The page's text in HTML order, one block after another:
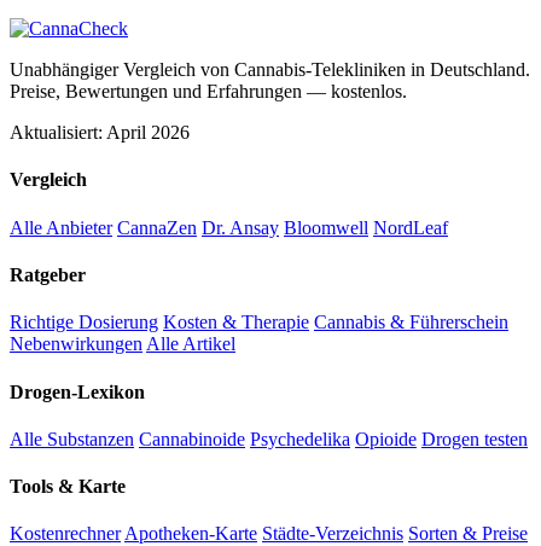
Unabhängiger Vergleich von Cannabis-Telekliniken in Deutschland.
Preise, Bewertungen und Erfahrungen — kostenlos.
Aktualisiert: April 2026
Vergleich
Alle Anbieter CannaZen Dr. Ansay Bloomwell NordLeaf
Ratgeber
Richtige Dosierung Kosten & Therapie Cannabis & Führerschein
Nebenwirkungen Alle Artikel
Drogen-Lexikon
Alle Substanzen Cannabinoide Psychedelika Opioide Drogen testen
Tools & Karte
Kostenrechner Apotheken-Karte Städte-Verzeichnis Sorten & Preise